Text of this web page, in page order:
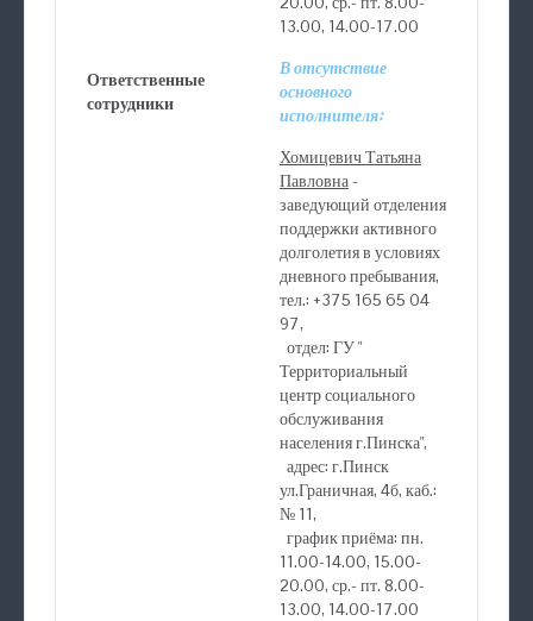
Ответственные
сотрудники
13.00, 14.00-17.00
В отсутствие
основного
исполнителя:
Хомицевич Татьяна
Павловна-
заведующий отделения
поддержки активного
долголетия в условиях
дневного пребывания,
тел.: +375 165 65 04
97,
отдел: ГУ "
Территориальный
центр социального
обслуживания
населения г.Пинска",
адрес: г.Пинск
ул.Граничная, 4б, каб.:
№ 11,
график приёма: пн.
11.00-14.00, 15.00-
20.00, ср.- пт. 8.00-
13.00, 14.00-17.00